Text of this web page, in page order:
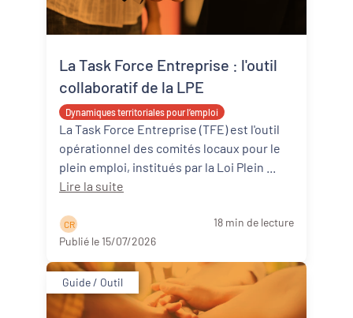
Dynamiques territoriales pour l’emploi
La Task Force Entreprise : l'outil
collaboratif de la LPE
La Task Force Entreprise (TFE) est l'outil
opérationnel des comités locaux pour le
Lire la suite
C R
18 min de lecture
Publié le 15/07/2026
Guide / Outil